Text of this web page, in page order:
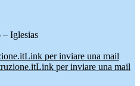
Iglesias
Link per inviare una mail
Link per inviare una mail